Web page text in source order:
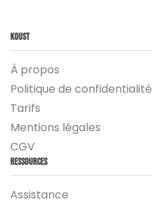
Koust
À propos
Politique de confidentialité
Tarifs
Mentions légales
CGV
Ressources
Assistance